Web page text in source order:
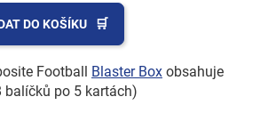
DO KOŠÍKU
Football Blaster Box obsahuje
balíčků po 5 kartách)